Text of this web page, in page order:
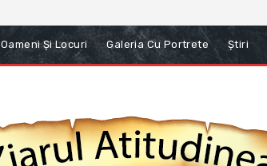
Oameni Și Locuri Galeria Cu Portrete Știri